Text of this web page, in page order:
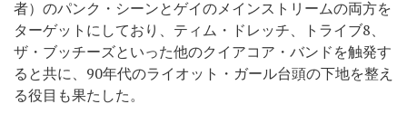
者）のパンク・シーンとゲイのメインストリームの両方を
ターゲットにしており、ティム・ドレッチ、トライブ8、
ザ・ブッチーズといった他のクイアコア・バンドを触発す
ると共に、90年代のライオット・ガール台頭の下地を整え
る役目も果たした。